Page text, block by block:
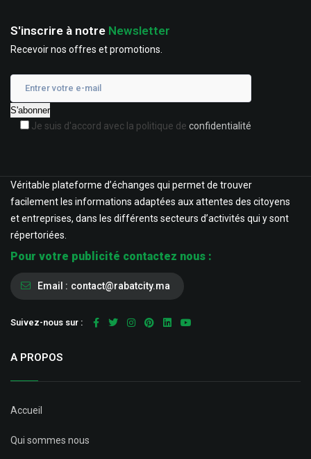
S'inscrire à notre Newsletter
Recevoir nos offres et promotions.
Je suis d'accord avec la politique de confidentialité
Véritable plateforme d’échanges qui permet de trouver
facilement les informations adaptées aux attentes des citoyens
et entreprises, dans les différents secteurs d’activités qui y sont
répertoriées.
Pour votre publicité contactez nous :
Email : contact@rabatcity.ma
Suivez-nous sur :
A PROPOS
Accueil
Qui sommes nous